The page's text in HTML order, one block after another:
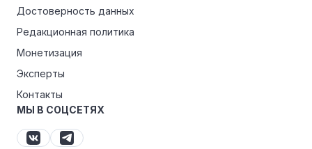
Достоверность данных
Редакционная политика
Монетизация
Эксперты
Контакты
МЫ В СОЦСЕТЯХ